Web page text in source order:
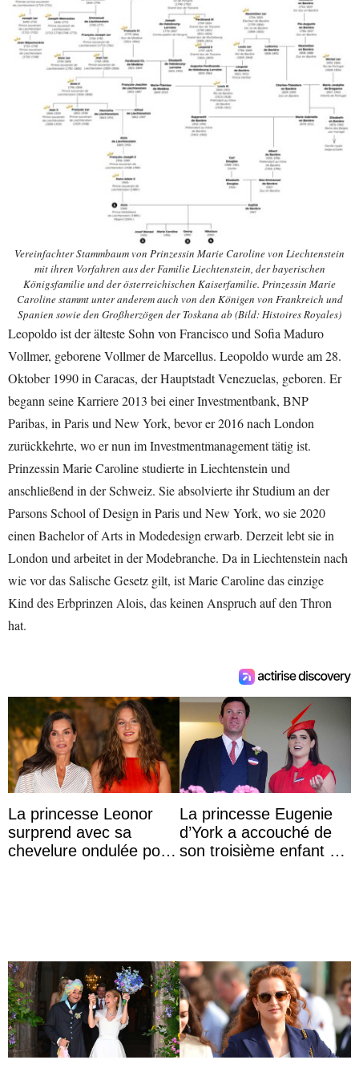
Vereinfachter Stammbaum von Prinzessin Marie Caroline von Liechtenstein
mit ihren Vorfahren aus der Familie Liechtenstein, der bayerischen
Königsfamilie und der österreichischen Kaiserfamilie. Prinzessin Marie
Caroline stammt unter anderem auch von den Königen von Frankreich und
Spanien sowie den Großherzögen der Toskana ab (Bild: Histoires Royales)
Leopoldo ist der älteste Sohn von Francisco und Sofia Maduro
Vollmer, geborene Vollmer de Marcellus. Leopoldo wurde am 28.
Oktober 1990 in Caracas, der Hauptstadt Venezuelas, geboren. Er
begann seine Karriere 2013 bei einer Investmentbank, BNP
Paribas, in Paris und New York, bevor er 2016 nach London
zurückkehrte, wo er nun im Investmentmanagement tätig ist.
Prinzessin Marie Caroline studierte in Liechtenstein und
anschließend in der Schweiz. Sie absolvierte ihr Studium an der
Parsons School of Design in Paris und New York, wo sie 2020
einen Bachelor of Arts in Modedesign erwarb. Derzeit lebt sie in
London und arbeitet in der Modebranche. Da in Liechtenstein nach
wie vor das Salische Gesetz gilt, ist Marie Caroline das einzige
Kind des Erbprinzen Alois, das keinen Anspruch auf den Thron
hat.
La princesse Leonor
surprend avec sa
chevelure ondulée pour
La princesse Eugenie
d’York a accouché de
son troisième enfant et